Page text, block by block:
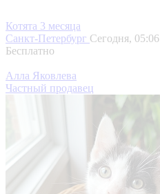
Котята 3 месяца
Санкт-Петербург Сегодня, 05:06
Бесплатно
Алла Яковлева
Частный продавец